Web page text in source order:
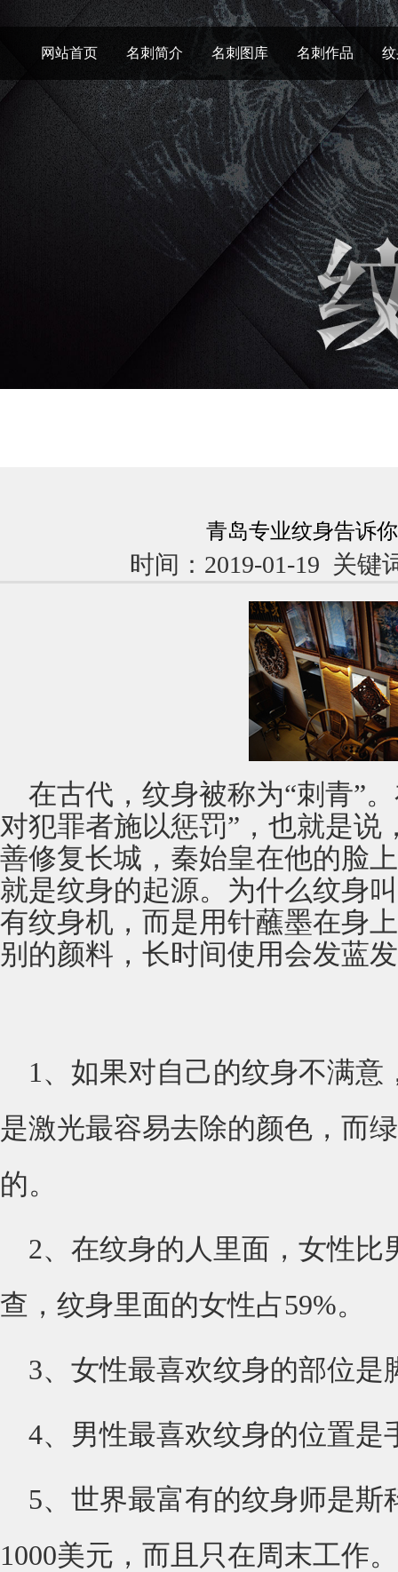
网站首页 名刺简介 名刺图库 名刺作品
青岛专业纹身告诉
时间：2019-01-19 关键
在古代，纹身被称为“刺青”
对犯罪者施以惩罚”，也就是说
善修复长城，秦始皇在他的脸
就是纹身的起源。为什么纹身
有纹身机，而是用针蘸墨在身
别的颜料，长时间使用会发蓝
1、如果对自己的纹身不满
是激光最容易去除的颜色，而
的。
2、在纹身的人里面，女性比
查，纹身里面的女性占59%。
3、女性最喜欢纹身的部位是
4、男性最喜欢纹身的位置是
5、世界最富有的纹身师是斯
1000美元，而且只在周末工作